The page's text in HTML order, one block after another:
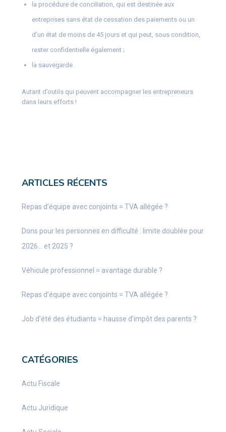
la procédure de conciliation, qui est destinée aux
entreprises sans état de cessation des paiements ou un
d’un état de moins de 45 jours et qui peut, sous condition,
rester confidentielle également ;
la sauvegarde.
Autant d’outils qui peuvent accompagner les entrepreneurs
dans leurs efforts !
ARTICLES RÉCENTS
Repas d’équipe avec conjoints = TVA allégée ?
Dons pour les personnes en difficulté : limite doublée pour
2026… et 2025 ?
Véhicule professionnel = avantage durable ?
Repas d’équipe avec conjoints = TVA allégée ?
Job d’été des étudiants = hausse d’impôt des parents ?
CATÉGORIES
Actu Fiscale
Actu Juridique